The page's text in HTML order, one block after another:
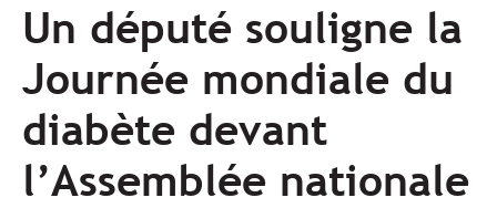
Un député souligne la
Journée mondiale du
diabète devant
l’Assemblée nationale